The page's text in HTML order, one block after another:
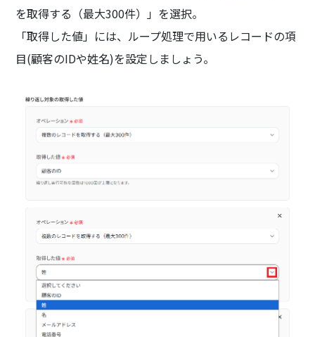
を取得する（最大300件）」を選択。
「取得した値」には、ループ処理で用いるレコードの項
目(顧客のIDや姓名)を設定しましょう。